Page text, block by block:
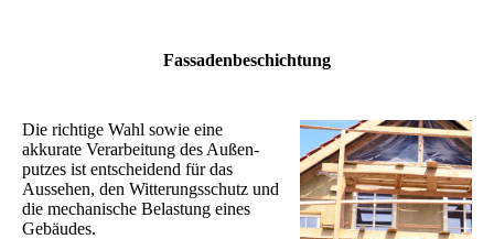
Fassadenbeschichtung
Die richtige Wahl sowie eine
akkurate Verarbeitung des Au­ßen­
putzes ist ent­schei­dend für das
Aussehen, den Wit­te­rungs­schutz und
die mechanische Be­las­tung eines
Gebäudes.